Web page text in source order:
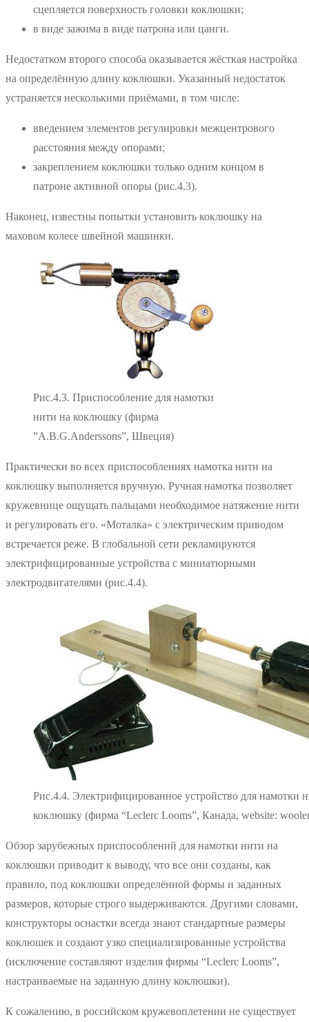
сцепляется поверхность головки коклюшки;
в виде зажима в виде патрона или цанги.
Недостатком второго способа оказывается жёсткая настройка
на определённую длину коклюшки. Указанный недостаток
устраняется несколькими приёмами, в том числе:
введением элементов регулировки межцентрового
расстояния между опорами;
закреплением коклюшки только одним концом в
патроне активной опоры (рис.4.3).
Наконец, известны попытки установить коклюшку на
маховом колесе швейной машинки.
Рис.4.3. Приспособление для намотки
нити на коклюшку (фирма
”A.B.G.Anderssons”, Швеция)
Практически во всех приспособлениях намотка нити на
коклюшку выполняется вручную. Ручная намотка позволяет
кружевнице ощущать пальцами необходимое натяжение нити
и регулировать его. «Моталка» с электрическим приводом
встречается реже. В глобальной сети рекламируются
электрифицированные устройства с миниатюрными
электродвигателями (рис.4.4).
Рис.4.4. Электрифицированное устройство для намотки
коклюшку (фирма “Leclerc Looms”, Канада, website:
Обзор зарубежных приспособлений для намотки нити на
коклюшки приводит к выводу, что все они созданы, как
правило, под коклюшки определённой формы и заданных
размеров, которые строго выдерживаются. Другими словами,
конструкторы оснастки всегда знают стандартные размеры
коклюшек и создают узко специализированные устройства
(исключение составляют изделия фирмы “Leclerc Looms”,
настраиваемые на заданную длину коклюшки).
К сожалению, в российском кружевоплетении не существует